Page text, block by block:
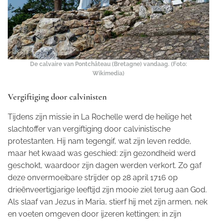
De calvaire van Pontchâteau (Bretagne) vandaag. (Foto:
Wikimedia)
Vergiftiging door calvinisten
Tijdens zijn missie in La Rochelle werd de heilige het
slachtoffer van vergiftiging door calvinistische
protestanten. Hij nam tegengif, wat zijn leven redde,
maar het kwaad was geschied: zijn gezondheid werd
geschokt, waardoor zijn dagen werden verkort. Zo gaf
deze onvermoeibare strijder op 28 april 1716 op
drieënveertigjarige leeftijd zijn mooie ziel terug aan God.
Als slaaf van Jezus in Maria, stierf hij met zijn armen, nek
en voeten omgeven door ijzeren kettingen; in zijn